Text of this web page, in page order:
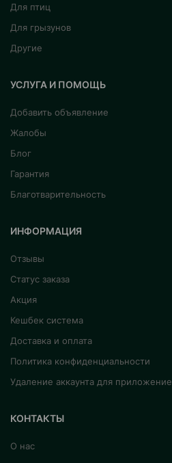
Для птиц
Для грызунов
Другие
УСЛУГА И ПОМОЩЬ
Добавить объявление
Жалобы
Блог
Гарантия
Благотварительность
ИНФОРМАЦИЯ
Отзывы
Статус заказа
Акция
Кешбек система
Доставка и оплата
Политика конфиденциальности
Удаление аккаунта для приложение
КОНТАКТЫ
О нас